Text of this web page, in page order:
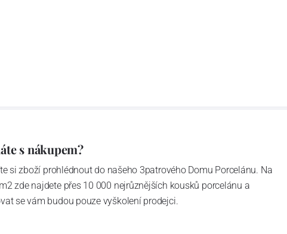
s nákupem?
si zboží prohlédnout do našeho 3patrového Domu Porcelánu. Na
zde najdete přes 10 000 nejrůznějších kousků porcelánu a
se vám budou pouze vyškolení prodejci.